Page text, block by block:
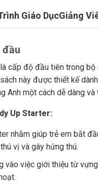
Giáo DụcGiảng
đầu
cấp độ đầu tiên trong
này được thiết kế
Anh một cách dễ dàng và
Up Starter:
nhằm giúp trẻ em bắt
vị và gây hứng thú.
vào việc giới thiệu từ